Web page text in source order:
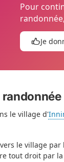
Pour
Je
le village d'
le village
tout droit par